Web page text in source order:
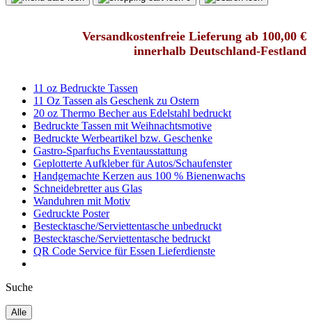
Versandkostenfreie Lieferung ab 100,00 €
innerhalb Deutschland-Festland
11 oz Bedruckte Tassen
11 Oz Tassen als Geschenk zu Ostern
20 oz Thermo Becher aus Edelstahl bedruckt
Bedruckte Tassen mit Weihnachtsmotive
Bedruckte Werbeartikel bzw. Geschenke
Gastro-Sparfuchs Eventausstattung
Geplotterte Aufkleber für Autos/Schaufenster
Handgemachte Kerzen aus 100 % Bienenwachs
Schneidebretter aus Glas
Wanduhren mit Motiv
Gedruckte Poster
Bestecktasche/Serviettentasche unbedruckt
Bestecktasche/Serviettentasche bedruckt
QR Code Service für Essen Lieferdienste
Suche
Alle